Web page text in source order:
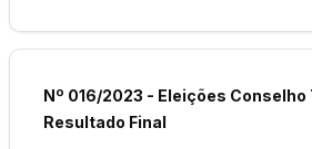
Nº 016/2023 - Eleições Conselho
Resultado Final